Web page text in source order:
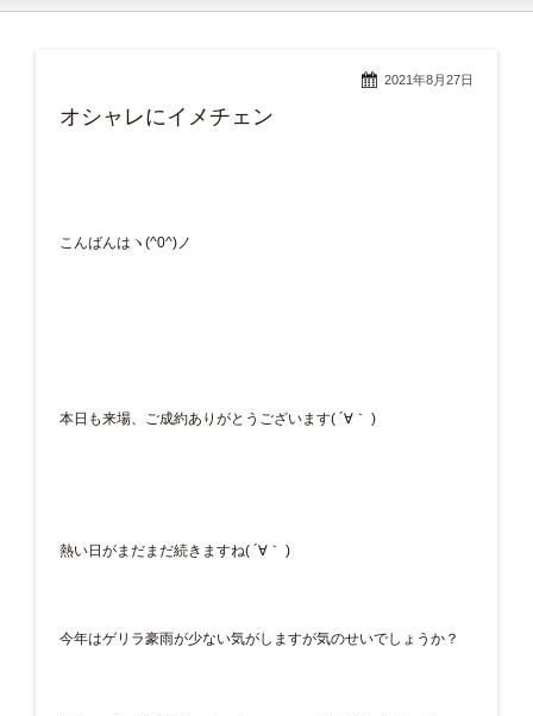
2021年8月27日
オシャレにイメチェン
こんばんはヽ(^0^)ノ
本日も来場、ご成約ありがとうございます( ´∀｀ )
熱い日がまだまだ続きますね( ´∀｀ )
今年はゲリラ豪雨が少ない気がしますが気のせいでしょうか？